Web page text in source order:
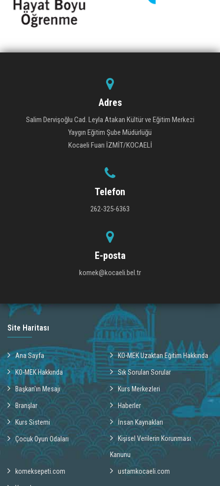
Adres
Salim Dervişoğlu Cad. Leyla Atakan Kültür ve Eğitim Merkezi
Yaygın Eğitim Şube Müdürlüğü
Kocaeli Fuarı İZMİT/KOCAELİ
Telefon
262-325-6363
E-posta
komek@kocaeli.bel.tr
Site Haritası
Ana Sayfa KO-MEK Uzaktan Eğitim Hakkında
KO-MEK Hakkında Sık Sorulan Sorular
Başkan'ın Mesajı Kurs Merkezleri
Branşlar Haberler
Kurs Sistemi İnsan Kaynakları
Çocuk Oyun Odaları Kişisel Verilerin Korunması
Kanunu
komeksepeti.com ustamkocaeli.com